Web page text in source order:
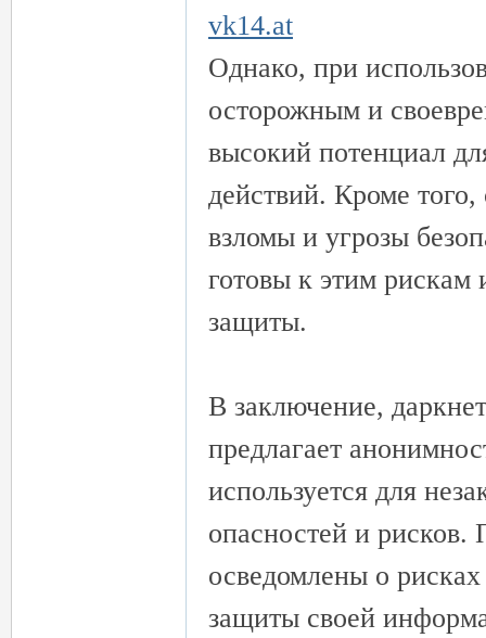
vk14.at
Однако, при
осторожным и
высокий потенциал
действий. Кроме
взломы и угрозы
готовы к этим рискам
защиты.
В заключение,
предлагает
используется для
опасностей и рисков.
осведомлены о
защиты своей